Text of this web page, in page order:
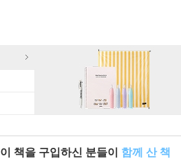
이 책을 구입하신 분들이 함께 산 책